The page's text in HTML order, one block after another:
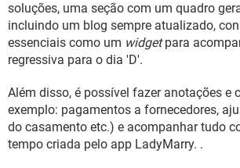
soluções, uma seção com um quadro
incluindo um blog sempre atualizado,
essenciais como um widgetpara
regressiva para o dia 'D'.
Além disso, é possível fazer anotações e
exemplo: pagamentos a fornecedores,
do casamento etc.) e acompanhar tudo
tempo criada pelo app LadyMarry. .